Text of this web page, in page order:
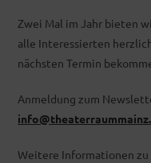
Zwei Mal im Jahr bieten
alle Interessierten
nächsten Termin
Anmeldung zum
Weitere Informationen